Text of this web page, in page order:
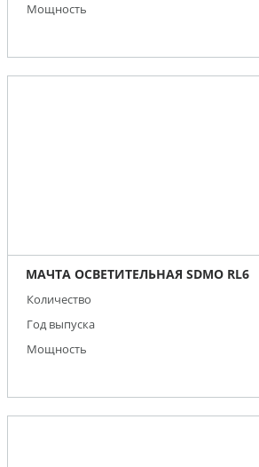
Мощность
МАЧТА ОСВЕТИТЕЛЬНАЯ SDMO RL6
Количество
Год выпуска
Мощность